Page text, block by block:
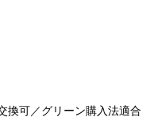
換可／グリーン購入法適合